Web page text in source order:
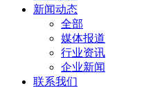
新闻动态
全部
媒体报道
行业资讯
企业新闻
联系我们